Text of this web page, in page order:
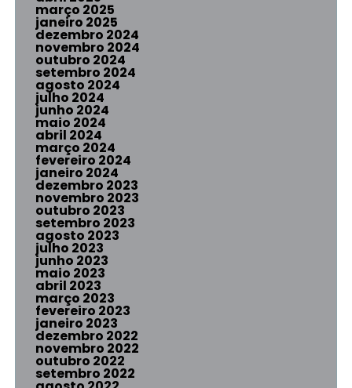
março 2025
janeiro 2025
dezembro 2024
novembro 2024
outubro 2024
setembro 2024
agosto 2024
julho 2024
junho 2024
maio 2024
abril 2024
março 2024
fevereiro 2024
janeiro 2024
dezembro 2023
novembro 2023
outubro 2023
setembro 2023
agosto 2023
julho 2023
junho 2023
maio 2023
abril 2023
março 2023
fevereiro 2023
janeiro 2023
dezembro 2022
novembro 2022
outubro 2022
setembro 2022